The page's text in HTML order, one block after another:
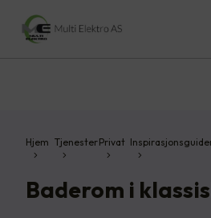
Hjem TjenesterPrivat
Baderom i